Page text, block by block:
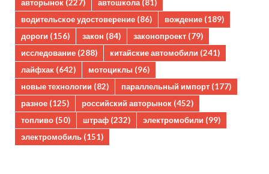
авторынок (227) автошкола(81)
водительское удостоверение (86) вождение (189)
дороги (156) закон (84) законопроект (79)
исследование (288) китайские автомобили (241)
лайфхак (642) мотоциклы (96)
новые технологии (82) параллельный импорт (177)
разное (125) российский авторынок (452)
топливо (50) штраф (232) электромобили (99)
электромобиль (151)